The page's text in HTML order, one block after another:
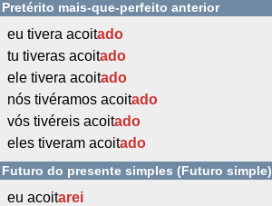
Pretérito mais-que-perfeito anterior
eu tivera acoitado
tu tiveras acoitado
ele tivera acoitado
nós tivéramos acoitado
vós tivéreis acoitado
eles tiveram acoitado
Futuro do presente simples (Futuro simple)
eu acoitarei